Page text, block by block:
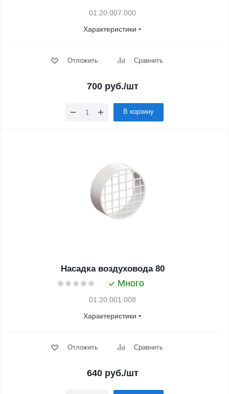
01.20.007.000
Характеристики
Отложить Сравнить
700 руб./шт
В корзину
Насадка воздуховода 80
Много
01.20.001.008
Характеристики
Отложить Сравнить
640 руб./шт